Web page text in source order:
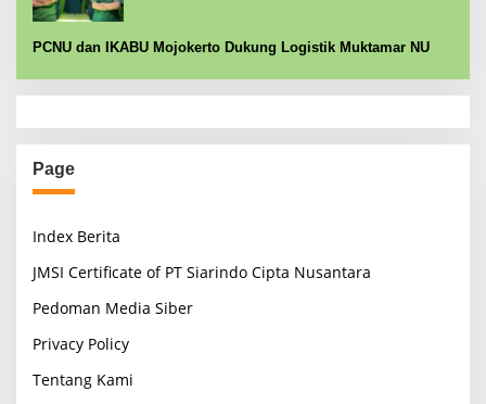
PCNU dan IKABU Mojokerto Dukung Logistik Muktamar NU
Page
Index Berita
JMSI Certificate of PT Siarindo Cipta Nusantara
Pedoman Media Siber
Privacy Policy
Tentang Kami